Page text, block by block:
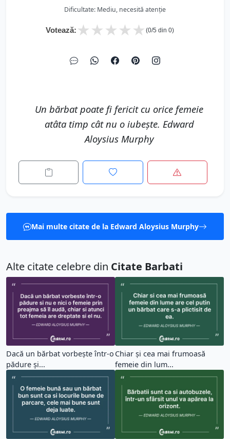
Dificultate: Mediu, necesită atenție
Votează: ★
★
★
★
★ (0/5 din 0)
Un bărbat poate fi fericit cu orice femeie
atâta timp cât nu o iubește. Edward
Aloysius Murphy
Mai multe citate de la Edward Aloysius Murphy
Alte citate celebre din Citate Barbati
Dacă un bărbat vorbește într-o
pădure și...
Chiar și cea mai frumoasă
femeie din lum...